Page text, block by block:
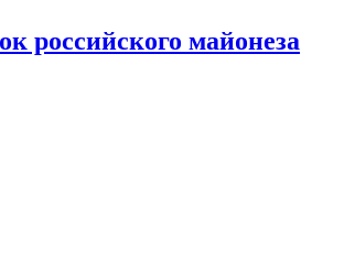
российского майонеза